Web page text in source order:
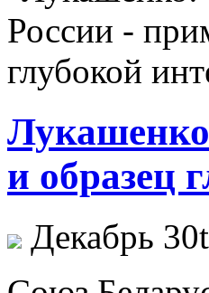
и образец
Декабрь